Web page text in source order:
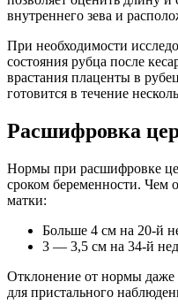
внутреннего зева и
При необходимости
состояния рубца после
врастания плаценты в
готовится в течение
Расшифровка
Нормы при расшифровке
сроком беременности. Чем
матки:
Больше 4 см на 20-й
3 — 3,5 см на 34-й
Отклонение от нормы даже
для пристального